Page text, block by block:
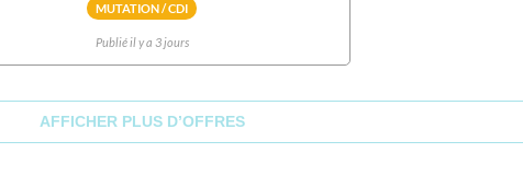
MUTATION / CDI
Publié il y a 3 jours
AFFICHER PLUS D’OFFRES